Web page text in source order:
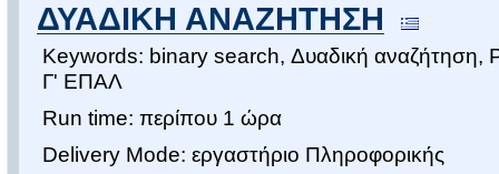
ΔΥΑΔΙΚΗ ΑΝΑΖΗΤΗΣΗ
Keywords: binary search, Δυαδική αναζήτηση,
Γ' ΕΠΑΛ
Run time: περίπου 1 ώρα
Delivery Mode: εργαστήριο Πληροφορικής